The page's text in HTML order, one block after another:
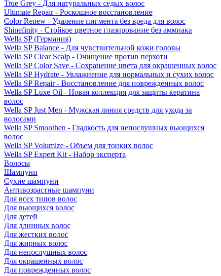
True Grey - Для натуральных седых волос
Ultimate Repair - Роскошное восстановление
Color Renew - Удаление пигмента без вреда для волос
Shinefinity - Стойкое цветное глазирование без аммиака
Wella SP (Германия)
Wella SP Balance - Для чувствительной кожи головы
Wella SP Clear Scalp - Очищение против перхоти
Wella SP Color Save - Сохранение цвета для окрашенных волос
Wella SP Hydrate - Увлажнение для нормальных и сухих волос
Wella SP Repair - Восстановление для поврежденных волос
Wella SP Luxe Oil - Новая коллекция для защиты кератина
волос
Wella SP Just Men - Мужская линия средств для ухода за
волосами
Wella SP Smoothen - Гладкость для непослушных вьющихся
волос
Wella SP Volumize - Объем для тонких волос
Wella SP Expert Kit - Набор эксперта
Волосы
Шампуни
Сухие шампуни
Антивозрастные шампуни
Для всех типов волос
Для вьющихся волос
Для детей
Для длинных волос
Для жестких волос
Для жирных волос
Для непослушных волос
Для окрашенных волос
Для поврежденных волос